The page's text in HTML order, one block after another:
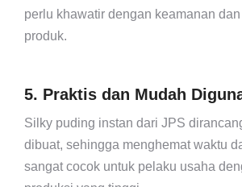
perlu khawatir dengan keamanan
produk.
5. Praktis dan Mudah
Silky puding instan dari JPS
dibuat, sehingga menghemat waktu
sangat cocok untuk pelaku usaha